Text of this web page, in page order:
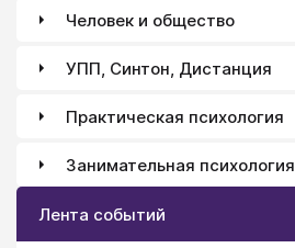
Человек и общество
УПП, Синтон, Дистанция
Практическая психология
Занимательная психология
Лента событий